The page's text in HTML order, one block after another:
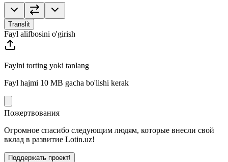
Translit
Fayl alifbosini o'girish
Faylni torting yoki tanlang
Fayl hajmi 10 MB gacha bo'lishi kerak
Пожертвования
Огромное спасибо следующим людям, которые внесли свой
вклад в развитие Lotin.uz!
Поддержать проект!